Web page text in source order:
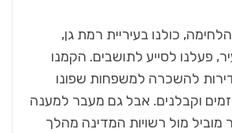
כולנו בעיריית רמת גן,
פעלנו לסייע לתושבים. הקמנו
להשכרה למשפחות שפונו
וקבלנים. אבל גם מעבר למענה
מוביל מול רשויות המדינה מהלך